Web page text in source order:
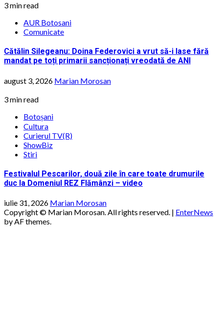
3 min read
AUR Botosani
Comunicate
Cătălin Silegeanu: Doina Federovici a vrut să-i lase fără
mandat pe toți primarii sancționați vreodată de ANI
august 3, 2026 Marian Morosan
3 min read
Botoșani
Cultura
Curierul TV(R)
ShowBiz
Stiri
Festivalul Pescarilor, două zile în care toate drumurile
duc la Domeniul REZ Flămânzi – video
iulie 31, 2026 Marian Morosan
Copyright © Marian Morosan. All rights reserved. | EnterNews
by AF themes.